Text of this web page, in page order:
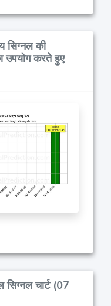
सिग्नल की
उपयोग करते हुए
चार्ट (07